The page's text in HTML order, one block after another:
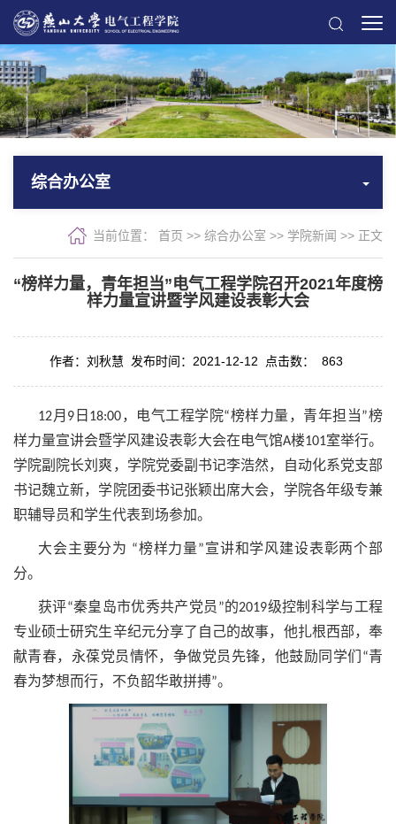
综合办公室
当前位置： 首页 >> 综合办公室 >> 学院新闻 >> 正文
“榜样力量，青年担当”电气工程学院召开2021年度榜
样力量宣讲暨学风建设表彰大会
作者：刘秋慧 发布时间：2021-12-12 点击数： 863
12月9日18:00，电气工程学院“榜样力量，青年担当”榜
样力量宣讲会暨学风建设表彰大会在电气馆A楼101室举行。
学院副院长刘爽，学院党委副书记李浩然，自动化系党支部
书记魏立新，学院团委书记张颖出席大会，学院各年级专兼
职辅导员和学生代表到场参加。
大会主要分为 “榜样力量”宣讲和学风建设表彰两个部
分。
获评“秦皇岛市优秀共产党员”的2019级控制科学与工程
专业硕士研究生辛纪元分享了自己的故事，他扎根西部，奉
献青春，永葆党员情怀，争做党员先锋，他鼓励同学们“青
春为梦想而行，不负韶华敢拼搏”。